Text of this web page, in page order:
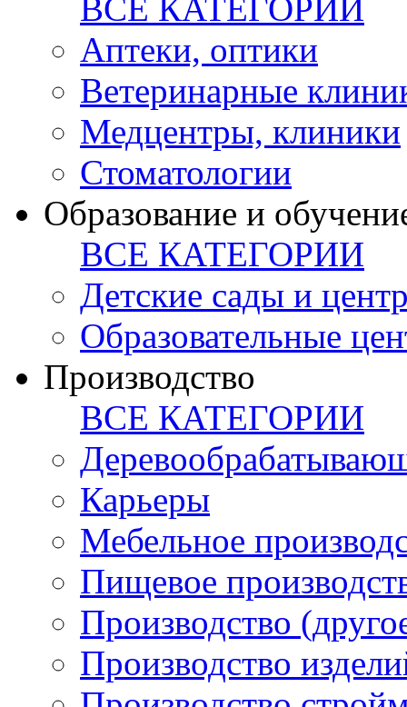
ВСЕ КАТЕГОРИИ
Аптеки, оптики
Ветеринарные
Медцентры, клиники
Стоматологии
Образование и
ВСЕ КАТЕГОРИИ
Детские сады и
Образовательные
Производство
ВСЕ КАТЕГОРИИ
Карьеры
Мебельное
Пищевое
Производство
Производство